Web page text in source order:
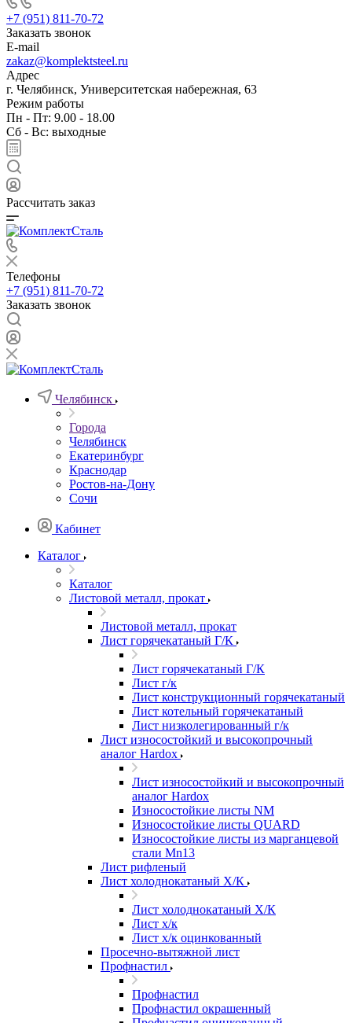
+7 (951) 811-70-72
Заказать звонок
E-mail
zakaz@komplektsteel.ru
Адрес
г. Челябинск, Университетская набережная, 63
Режим работы
Пн - Пт: 9.00 - 18.00
Сб - Вс: выходные
Рассчитать заказ
Телефоны
+7 (951) 811-70-72
Заказать звонок
Челябинск
Города
Челябинск
Екатеринбург
Краснодар
Ростов-на-Дону
Сочи
Кабинет
Каталог
Каталог
Листовой металл, прокат
Листовой металл, прокат
Лист горячекатаный Г/К
Лист горячекатаный Г/К
Лист г/к
Лист конструкционный горячекатаный
Лист котельный горячекатаный
Лист низколегированный г/к
Лист износостойкий и высокопрочный
аналог Hardox
Лист износостойкий и высокопрочный
аналог Hardox
Износостойкие листы NM
Износостойкие листы QUARD
Износостойкие листы из марганцевой
стали Mn13
Лист рифленый
Лист холоднокатаный Х/К
Лист холоднокатаный Х/К
Лист х/к
Лист х/к оцинкованный
Просечно-вытяжной лист
Профнастил
Профнастил
Профнастил окрашенный